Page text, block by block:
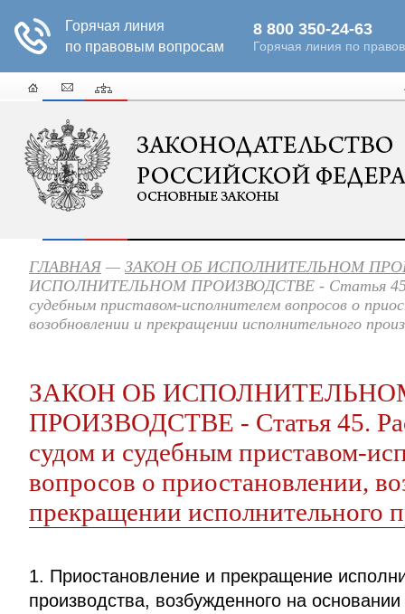
ГЛАВНАЯ— ЗАКОН ОБ ИСПОЛНИТЕЛЬНОМ
ИСПОЛНИТЕЛЬНОМ ПРОИЗВОДСТВЕ - Статья 45.
судебным приставом-исполнителем вопросов о
возобновлении и прекращении исполнительного
ЗАКОН ОБ
ПРОИЗВОДСТВЕ - Статья 45.
судом и судебным приставом-
вопросов о приостановлении,
прекращении исполнительного
1. Приостановление и прекращение
производства, возбужденного на